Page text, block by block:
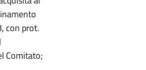
con prot.
Comitato;